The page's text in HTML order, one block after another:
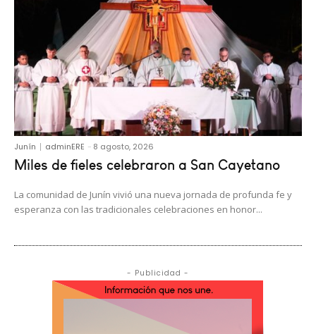
Junín adminERE - 8 agosto, 2026
Miles de fieles celebraron a San Cayetano
La comunidad de Junín vivió una nueva jornada de profunda fe y
esperanza con las tradicionales celebraciones en honor...
- Publicidad -